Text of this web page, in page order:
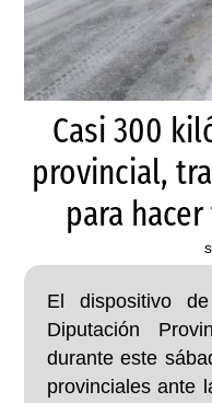
Casi 300
provincial,
para
El dispositivo
Diputación
durante este
provinciales ante